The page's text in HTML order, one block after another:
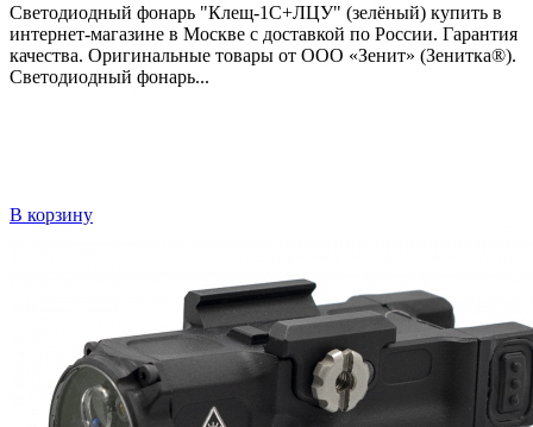
Светодиодный фонарь "Клещ-1С+ЛЦУ" (зелёный) купить в
интернет-магазине в Москве с доставкой по России. Гарантия
качества. Оригинальные товары от ООО «Зенит» (Зенитка®).
Светодиодный фонарь...
В корзину